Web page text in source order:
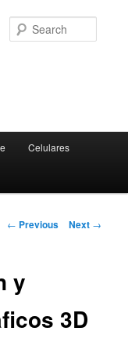
Celulares
Post
← Previous Next →
y
3D